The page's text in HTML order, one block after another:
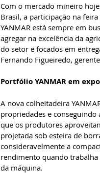
Com o mercado mineiro
Brasil, a participação na
YANMAR está sempre em
agregar na excelência da
do setor e focados em
Fernando Figueiredo,
Portfólio YANMAR em
A nova colheitadeira
propriedades e conseguindo
que os produtores
projetada sob esteira de
consideravelmente a
rendimento quando
da máquina.